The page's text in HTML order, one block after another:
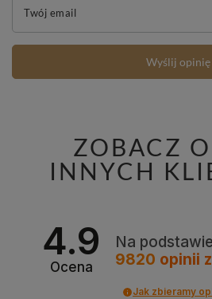
Twój email
Wyślij opinię
ZOBACZ
INNYCH
4.9
Ocena
Na podstawie
9820 opinii
Jak zbieramy